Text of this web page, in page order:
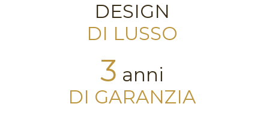
DESIGN
DI LUSSO
3 anni
DI GARANZIA